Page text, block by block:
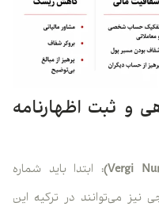
ثبت اظهارنامه
ابتدا باید شماره
می‌توانند در ترکیه این